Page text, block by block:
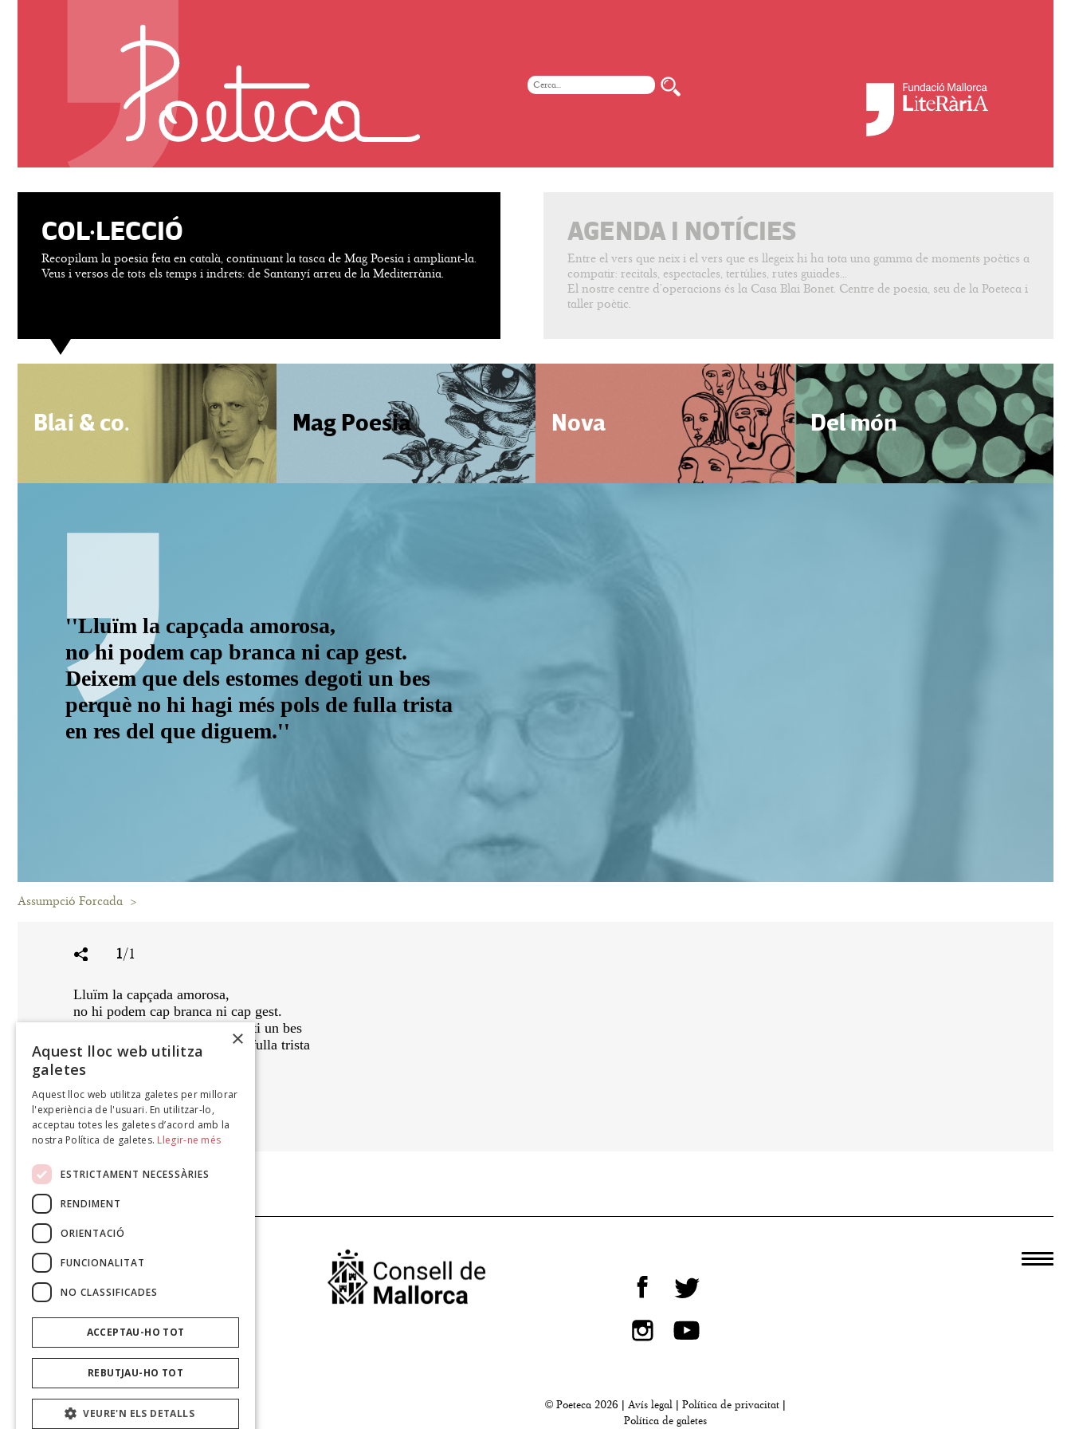
COL·LECCIÓ
Recopilam la poesia feta en català, continuant la tasca de Mag Poesia i ampliant-la.
Veus i versos de tots els temps i indrets: de Santanyí arreu de la Mediterrània.
AGENDA I NOTÍCIES
Entre el vers que neix i el vers que es llegeix hi ha tota una gamma de moments poètics a
compatir: recitals, espectacles, tertúlies, rutes guiades...
El nostre centre d’operacions és la Casa Blai Bonet. Centre de poesia, seu de la Poeteca i
taller poètic.
Blai & co. Mag Poesia Nova Del món
''Lluïm la capçada amorosa,
no hi podem cap branca ni cap gest.
Deixem que dels estomes degoti un bes
perquè no hi hagi més pols de fulla trista
en res del que diguem.''
Assumpció Forcada >
1/1
Lluïm la capçada amorosa,
no hi podem cap branca ni cap gest.
Deixem que dels estomes degoti un bes
perquè no hi hagi més pols de fulla trista
en res del que diguem.
ASSUMPCIÓ FORCADA
Germinació, 2000
© Poeteca 2026 | Avís legal| Política de privacitat|
Política de galetes
×
Aquest lloc web utilitza
galetes
Aquest lloc web utilitza galetes per millorar
l'experiència de l'usuari. En utilitzar-lo,
acceptau totes les galetes d’acord amb la
nostra Política de galetes. Llegir-ne més
ESTRICTAMENT NECESSÀRIES
RENDIMENT
ORIENTACIÓ
FUNCIONALITAT
NO CLASSIFICADES
ACCEPTAU-HO TOT
REBUTJAU-HO TOT
VEURE'N ELS DETALLS